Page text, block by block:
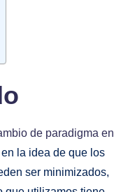
de paradigma en
la idea de que los
ser minimizados,